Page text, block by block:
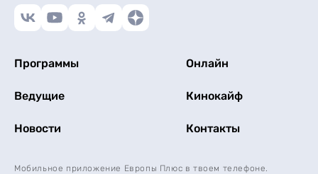
Программы Онлайн
Ведущие Кинокайф
Новости Контакты
Мобильное приложение Европы Плюс в твоем телефоне.